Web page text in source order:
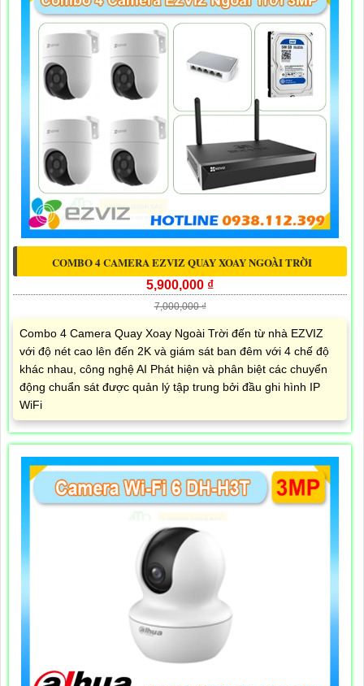
COMBO 4 CAMERA EZVIZ QUAY XOAY NGOÀI TRỜI
5,900,000 ₫
7,000,000 ₫
Combo 4 Camera Quay Xoay Ngoài Trời đến từ nhà EZVIZ
với độ nét cao lên đến 2K và giám sát ban đêm với 4 chế độ
khác nhau, công nghệ AI Phát hiện và phân biệt các chuyển
động chuẩn sát được quản lý tập trung bởi đầu ghi hình IP
WiFi